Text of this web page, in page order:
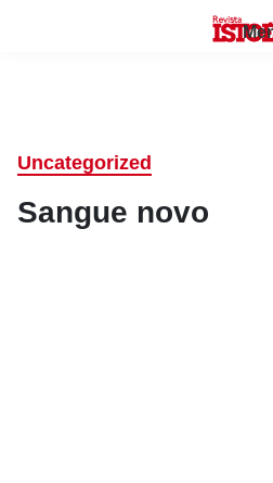
Uncategorized
Sangue novo